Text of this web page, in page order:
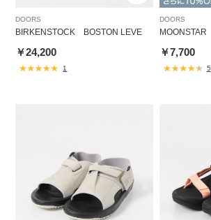
DOORS
BIRKENSTOCK BOSTON LEVE
￥24,200
1
DOORS
￥7,700
5